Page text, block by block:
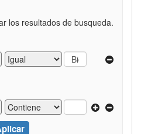
los resultados de busqueda.